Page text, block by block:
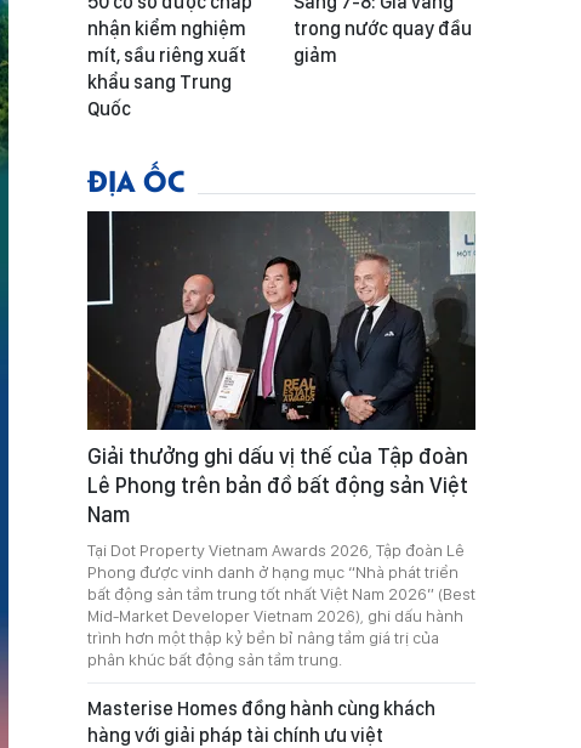
nhận kiểm nghiệm
mít, sầu riêng xuất
khẩu sang Trung
Quốc
trong nước quay đầu
giảm
ĐỊA ỐC
Giải thưởng ghi dấu vị thế của Tập đoàn
Lê Phong trên bản đồ bất động sản Việt
Nam
Tại Dot Property Vietnam Awards 2026, Tập đoàn Lê
Phong được vinh danh ở hạng mục “Nhà phát triển
bất động sản tầm trung tốt nhất Việt Nam 2026” (Best
Mid-Market Developer Vietnam 2026), ghi dấu hành
trình hơn một thập kỷ bền bỉ nâng tầm giá trị của
phân khúc bất động sản tầm trung.
Masterise Homes đồng hành cùng khách
hàng với giải pháp tài chính ưu việt